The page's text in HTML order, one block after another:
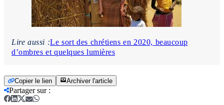
Lire aussi :Le sort des chrétiens en 2020, beaucoup
d’ombres et quelques lumières
Copier le lien Archiver l'article
Partager sur: